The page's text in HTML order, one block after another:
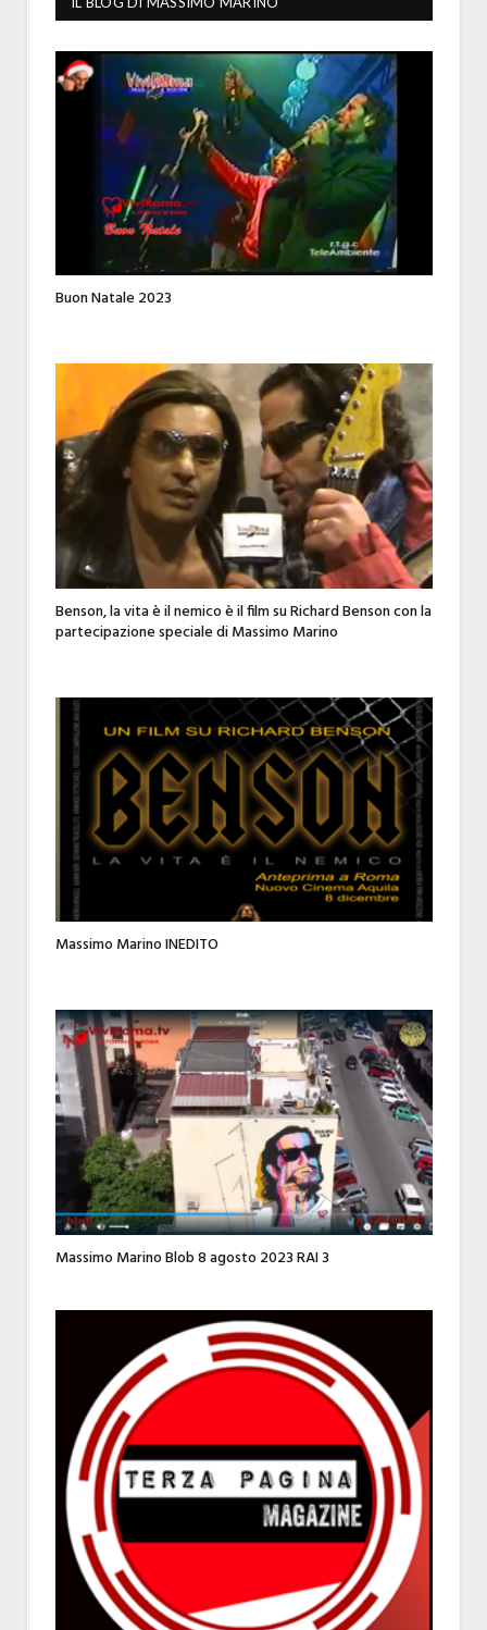
Buon Natale 2023
Benson, la vita è il nemico è il film su Richard Benson con la
partecipazione speciale di Massimo Marino
Massimo Marino INEDITO
Massimo Marino Blob 8 agosto 2023 RAI 3